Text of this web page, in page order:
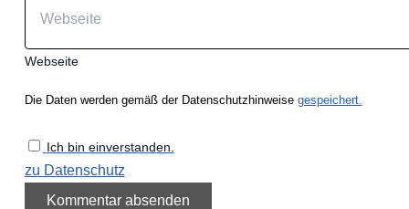
Webseite
Die Daten werden gemäß der Datenschutzhinweise gespeichert.
Ich bin einverstanden.
zu Datenschutz